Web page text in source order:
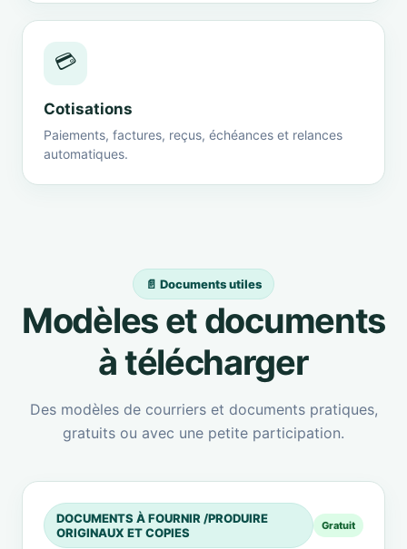
💳
Cotisations
Paiements, factures, reçus, échéances et relances
automatiques.
📄 Documents utiles
Modèles et documents
à télécharger
Des modèles de courriers et documents pratiques,
gratuits ou avec une petite participation.
DOCUMENTS À FOURNIR /PRODUIRE
ORIGINAUX ET COPIES
Gratuit